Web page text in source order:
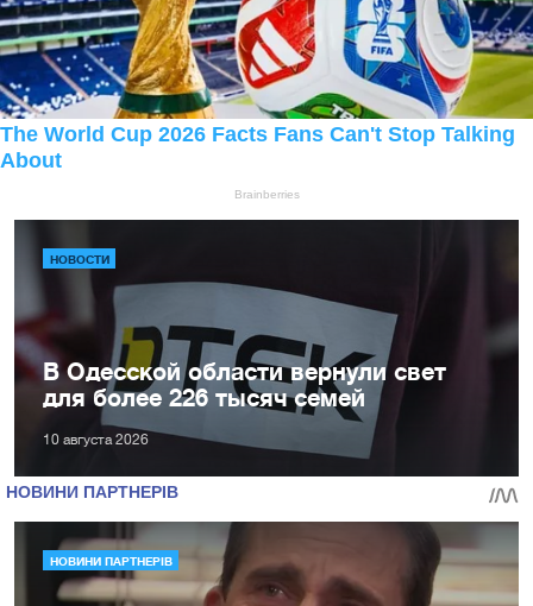
НОВОСТИ
В Одесской области вернули свет
для более 226 тысяч семей
10 августа 2026